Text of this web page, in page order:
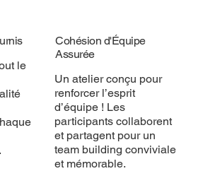
le
Cohésion d'Équipe
Assurée
Un atelier conçu pour
renforcer l’esprit
d’équipe ! Les
participants collaborent
et partagent pour un
team building conviviale
et mémorable.